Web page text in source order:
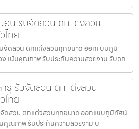
อน รับจัดสวน ตกแต่งสวน
ทย
จัดสวน ตกแต่งสวนทุกขนาด ออกแบบภูมิ
ง เน้นคุณภาพ รับประกันความสวยงาม รับตก
รุ รับจัดสวน ตกแต่งสวน
ทย
ดสวน ตกแต่งสวนทุกขนาด ออกแบบภูมิทัศน์
นคุณภาพ รับประกันความสวยงาม บ